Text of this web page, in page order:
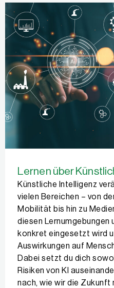
Lernen über
Künstliche Intelligenz
vielen Bereichen – von
Mobilität bis hin zu
diesen Lernumgebungen
konkret eingesetzt wird
Auswirkungen auf
Dabei setzt du dich
Risiken von KI
nach, wie wir die Zukunft